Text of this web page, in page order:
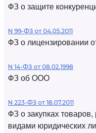
ФЗ о защите
N 99-ФЗ от 04.05.2011
ФЗ о лицензировании
N 14-ФЗ от 08.02.1998
ФЗ об ООО
N 223-ФЗ от 18.07.2011
ФЗ о закупках товаров,
видами юридических